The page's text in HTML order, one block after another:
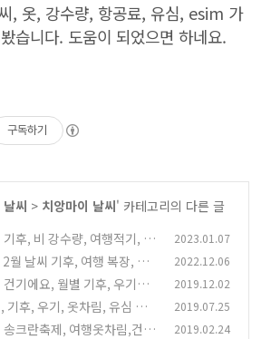
, 옷, 강수량, 항공료, 유심, esim 가
습니다. 도움이 되었으면 하네요.
구독하기
씨 > 치앙마이 날씨' 카테고리의 다른 글
행적기, 복
(4)
2023.01.07
월 날씨 기후, 여행 복장, 우
랩 정보 (0)
2022.12.06
기에요, 월별 기후, 우기건
정보
(0)
2019.12.02
기후, 우기, 옷차림, 유심 및
2019.07.25
크란축제, 여행옷차림,건기
2019.02.24